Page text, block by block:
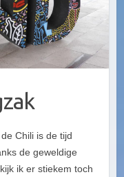
Chili is de tijd
de geweldige
ik er stiekem toch